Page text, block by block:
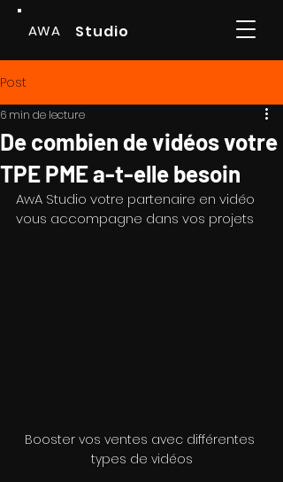
AWA Studio
Post
De combien de vidéos votre
TPE PME a-t-elle besoin
6 min de lecture
AwA Studio votre partenaire en vidéo
vous accompagne dans vos projets
Booster vos ventes avec différentes
types de vidéos